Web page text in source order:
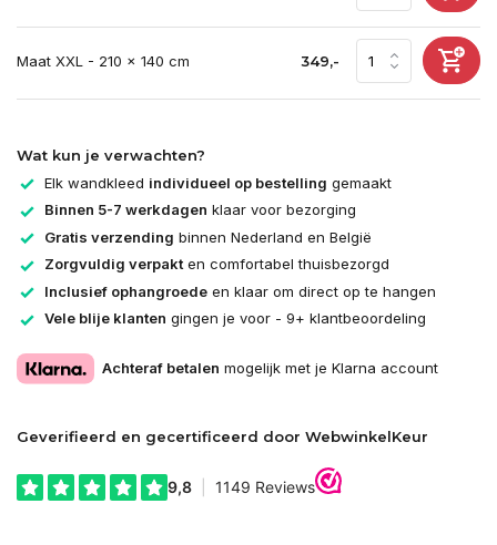
Maat XXL - 210 x 140 cm 349,-
Wat kun je verwachten?
Elk wandkleed individueel op bestelling gemaakt
Binnen 5-7 werkdagen klaar voor bezorging
Gratis verzending binnen Nederland en België
Zorgvuldig verpakten comfortabel thuisbezorgd
Inclusief ophangroede en klaar om direct op te hangen
Vele blije klanten gingen je voor - 9+ klantbeoordeling
Achteraf betalen mogelijk met je Klarna account
Geverifieerd en gecertificeerd door WebwinkelKeur